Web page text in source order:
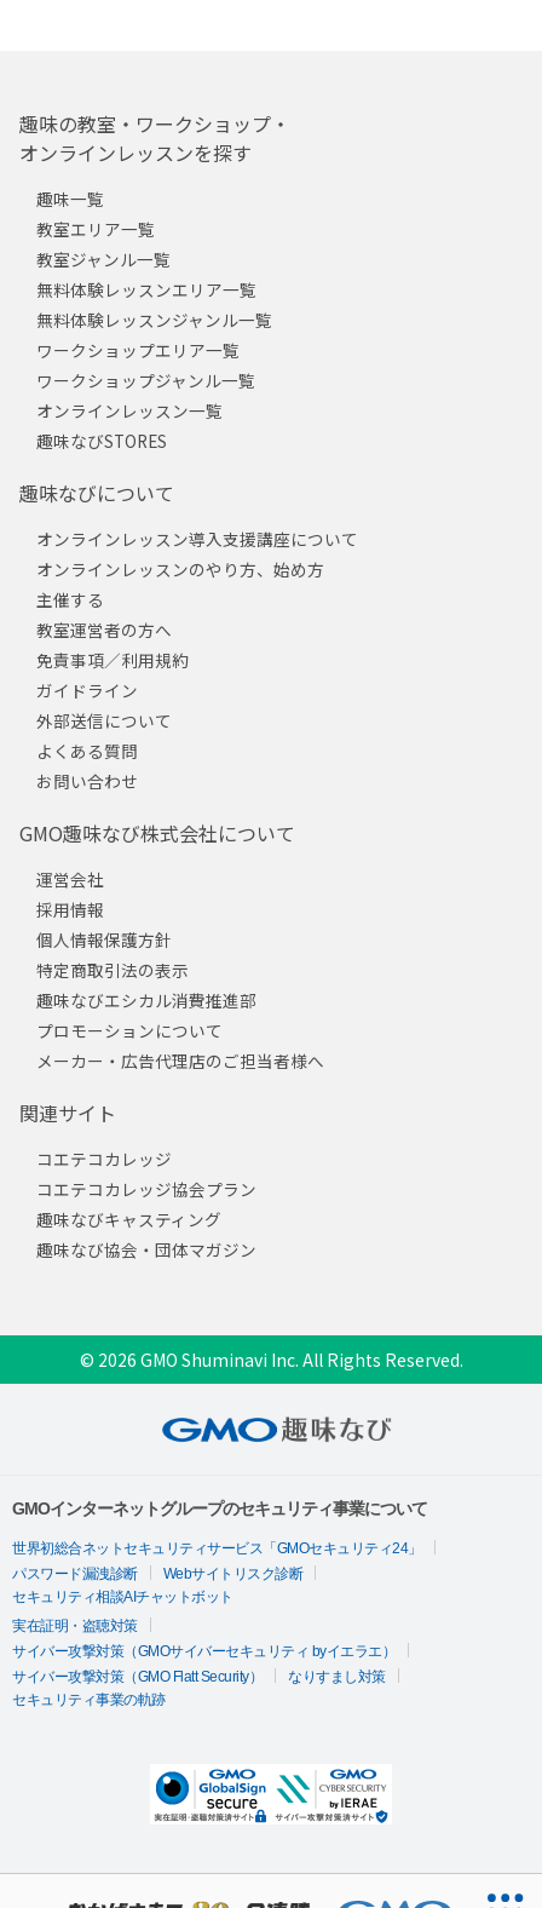
趣味の教室・ワークショップ・
オンラインレッスンを探す
趣味一覧
教室エリア一覧
教室ジャンル一覧
無料体験レッスンエリア一覧
無料体験レッスンジャンル一覧
ワークショップエリア一覧
ワークショップジャンル一覧
オンラインレッスン一覧
趣味なびSTORES
趣味なびについて
オンラインレッスン導入支援講座について
オンラインレッスンのやり方、始め方
主催する
教室運営者の方へ
免責事項／利用規約
ガイドライン
外部送信について
よくある質問
お問い合わせ
GMO趣味なび株式会社について
運営会社
採用情報
個人情報保護方針
特定商取引法の表示
趣味なびエシカル消費推進部
プロモーションについて
メーカー・広告代理店のご担当者様へ
関連サイト
コエテコカレッジ
コエテコカレッジ協会プラン
趣味なびキャスティング
趣味なび協会・団体マガジン
© 2026 GMO Shuminavi Inc. All Rights Reserved.